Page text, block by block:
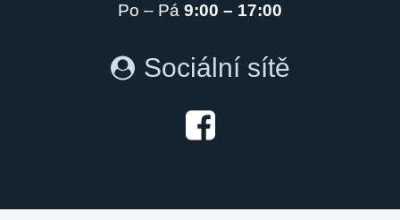
Po – Pá 9:00 – 17:00
Sociální sítě